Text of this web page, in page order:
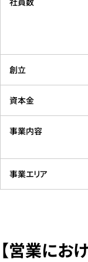
創立
資本金
事業内容
事業エリア
【営業にお